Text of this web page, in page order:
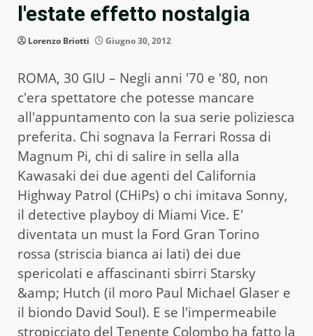
l'estate effetto nostalgia
Lorenzo Briotti Giugno 30, 2012
ROMA, 30 GIU – Negli anni '70 e '80, non
c'era spettatore che potesse mancare
all'appuntamento con la sua serie poliziesca
preferita. Chi sognava la Ferrari Rossa di
Magnum Pi, chi di salire in sella alla
Kawasaki dei due agenti del California
Highway Patrol (CHiPs) o chi imitava Sonny,
il detective playboy di Miami Vice. E'
diventata un must la Ford Gran Torino
rossa (striscia bianca ai lati) dei due
spericolati e affascinanti sbirri Starsky
&amp; Hutch (il moro Paul Michael Glaser e
il biondo David Soul). E se l'impermeabile
stropicciato del Tenente Colombo ha fatto la